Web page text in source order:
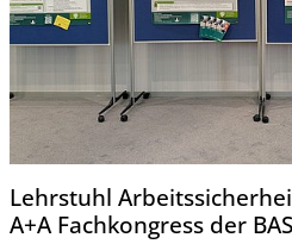
Lehrstuhl
A+A Fachkongress der